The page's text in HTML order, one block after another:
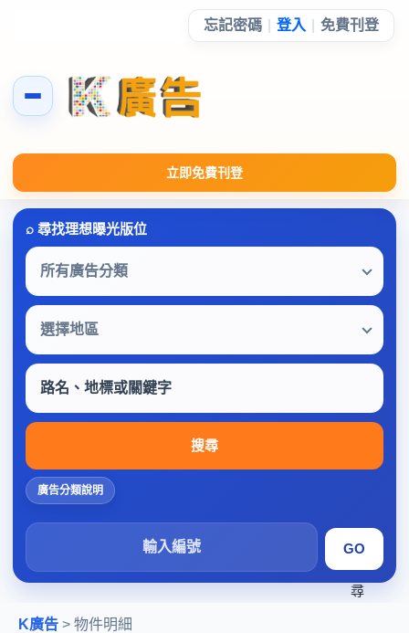
立即免費刊登
忘記密碼 登入 免費刊登
所有廣告分類
選擇地區
搜尋
廣告分類說明
搜
尋
K廣告 > 物件明細